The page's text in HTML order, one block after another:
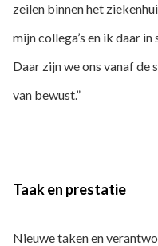
zeilen binnen het
mijn collega’s en ik daar
Daar zijn we ons vanaf
van bewust.”
Taak en prestatie
Nieuwe taken en